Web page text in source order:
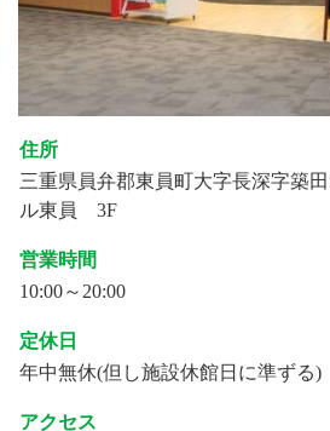
住所
三重県員弁郡東員町大字長深字築
ル東員 3F
営業時間
10:00～20:00
定休日
年中無休(但し施設休館日に準ずる)
アクセス